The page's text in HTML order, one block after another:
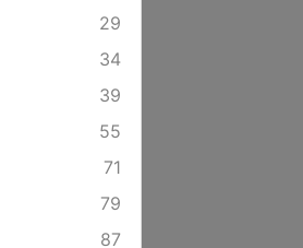
29
34
39
55
71
79
87